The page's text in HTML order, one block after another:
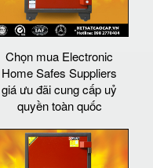
Chọn mua Electronic
Home Safes Suppliers
giá ưu đãi cung cấp uỷ
quyền toàn quốc